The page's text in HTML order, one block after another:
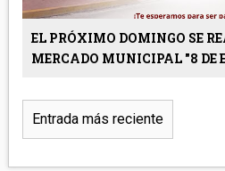
EL PRÓXIMO DOMINGO SE
MERCADO MUNICIPAL "8 DE
Entrada más reciente